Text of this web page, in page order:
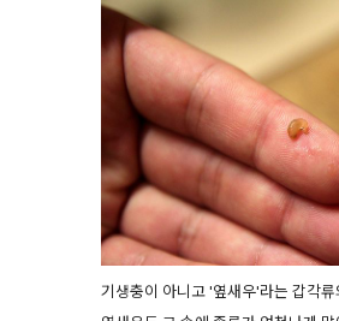
기생충이 아니고 '옆새우'라는 갑각